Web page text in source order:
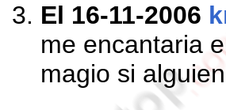
El 16-11-2006
me encantaria
magio si